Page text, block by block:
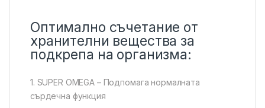
Оптимално съчетание от
хранителни вещества за
подкрепа на организма:
1. SUPER OMEGA – Подпомага нормалната
сърдечна функция